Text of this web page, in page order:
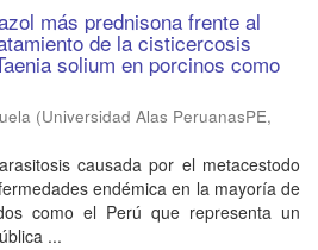
más prednisona frente al
de la cisticercosis
solium en porcinos como
(Universidad Alas PeruanasPE,
causada por el metacestodo
endémica en la mayoría de
como el Perú que representa un
...